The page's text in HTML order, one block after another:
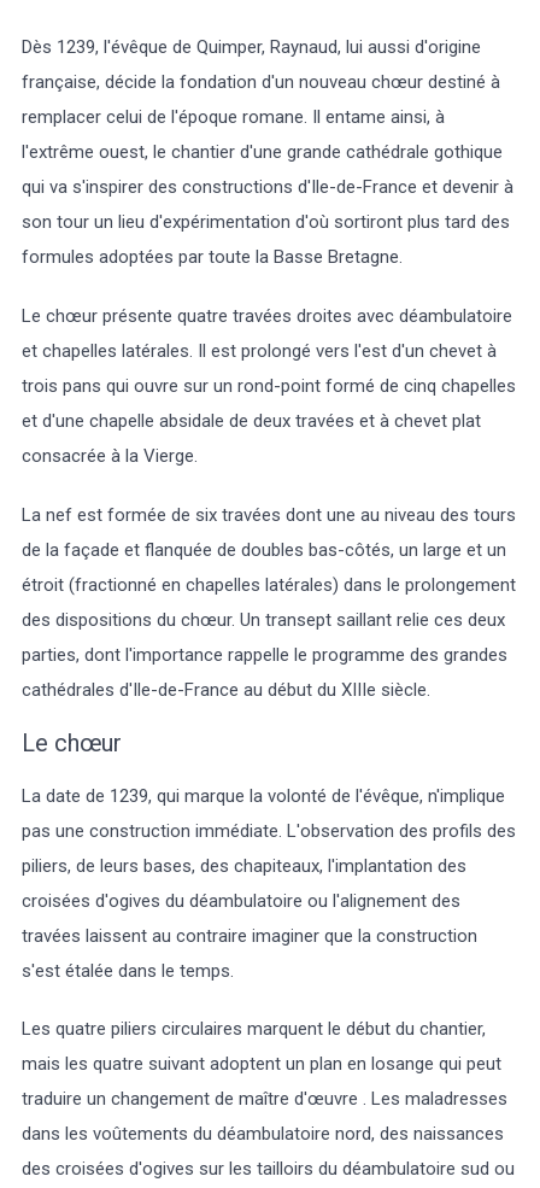
Dès 1239, l'évêque de Quimper, Raynaud, lui aussi d'origine
française, décide la fondation d'un nouveau chœur destiné à
remplacer celui de l'époque romane. Il entame ainsi, à
l'extrême ouest, le chantier d'une grande cathédrale gothique
qui va s'inspirer des constructions d'Ile-de-France et devenir à
son tour un lieu d'expérimentation d'où sortiront plus tard des
formules adoptées par toute la Basse Bretagne.
Le chœur présente quatre travées droites avec déambulatoire
et chapelles latérales. Il est prolongé vers l'est d'un chevet à
trois pans qui ouvre sur un rond-point formé de cinq chapelles
et d'une chapelle absidale de deux travées et à chevet plat
consacrée à la Vierge.
La nef est formée de six travées dont une au niveau des tours
de la façade et flanquée de doubles bas-côtés, un large et un
étroit (fractionné en chapelles latérales) dans le prolongement
des dispositions du chœur. Un transept saillant relie ces deux
parties, dont l'importance rappelle le programme des grandes
cathédrales d'Ile-de-France au début du XIIIe siècle.
Le chœur
La date de 1239, qui marque la volonté de l'évêque, n'implique
pas une construction immédiate. L'observation des profils des
piliers, de leurs bases, des chapiteaux, l'implantation des
croisées d'ogives du déambulatoire ou l'alignement des
travées laissent au contraire imaginer que la construction
s'est étalée dans le temps.
Les quatre piliers circulaires marquent le début du chantier,
mais les quatre suivant adoptent un plan en losange qui peut
traduire un changement de maître d'œuvre . Les maladresses
dans les voûtements du déambulatoire nord, des naissances
des croisées d'ogives sur les tailloirs du déambulatoire sud ou